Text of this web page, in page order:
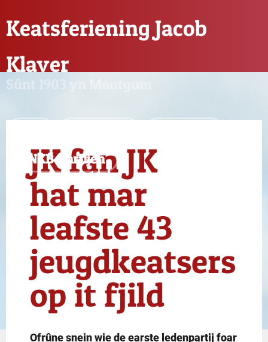
Keatsferiening Jacob
Klaver
Sûnt 1903 yn Mantgum
KNKB-partijen
JK fan JK
hat mar
leafste 43
jeugdkeatsers
op it fjild
Ofrûne snein wie de earste ledenpartij foar